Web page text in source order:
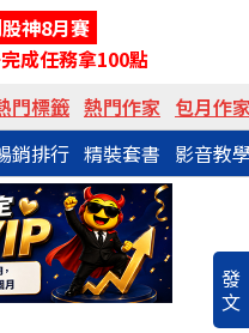
神8月賽
成任務拿100點
門標籤 熱門作家 包月作
銷排行 精裝套書 影音教
發
文